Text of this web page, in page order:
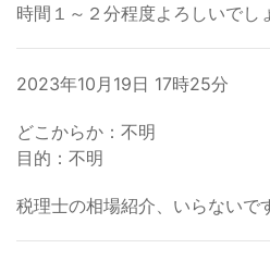
時間１～２分程度よろしいでし
2023年10月19日 17時25分
どこからか：不明
目的：不明
税理士の相場紹介、いらないで